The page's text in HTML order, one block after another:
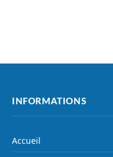
INFORMATIONS
Accueil